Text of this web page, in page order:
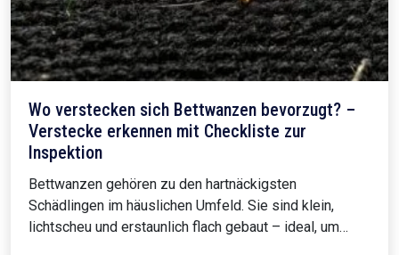
Wo verstecken sich Bettwanzen bevorzugt? –
Verstecke erkennen mit Checkliste zur
Inspektion
Bettwanzen gehören zu den hartnäckigsten
Schädlingen im häuslichen Umfeld. Sie sind klein,
lichtscheu und erstaunlich flach gebaut – ideal, um…